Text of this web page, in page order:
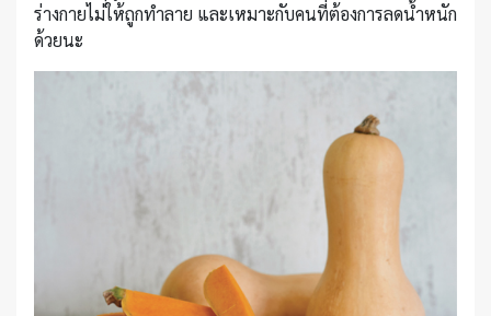
ร่างกายไม่ให้ถูกทำลาย และเหมาะกับคนที่ต้องการลดน้ำหนัก
ด้วยนะ